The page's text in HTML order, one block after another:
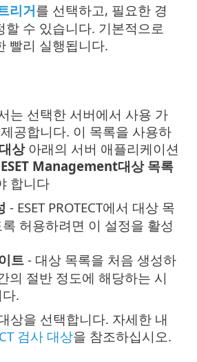
리거를 선택하고, 필요한 경
할 수 있습니다. 기본적으로
빨리 실행됩니다.
서는 선택한 서버에서 사용 가
공합니다. 이 목록을 사용하
상아래의 서버 애플리케이션
ESET Management대상 목록
합니다
- ESET PROTECT에서 대상 목
허용하려면 이 설정을 활성
트 - 대상 목록을 처음 생성하
의 절반 정도에 해당하는 시
.
상을 선택합니다. 자세한 내
검사 대상을 참조하십시오.